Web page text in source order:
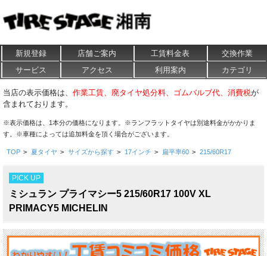
新規登録 店舗ご案内 工賃料金表
交換作業
サービス
アクセス 利用案内 カテゴリ
当店の表示価格は、 作業工賃、廃タイヤ処分料、ゴムバルブ代、消費税が
含まれております。
※表示価格は、1本分の価格になります。※ランフラットタイヤは別途料金がかかりま
す。※車種によっては追加料金を頂く場合がございます。
TOP > 夏タイヤ > サイズから探す > 17インチ > 扁平率60 > 215/60R17
PICK UP
ミシュラン プライマシー5 215/60R17 100V XL
PRIMACY5 MICHELIN